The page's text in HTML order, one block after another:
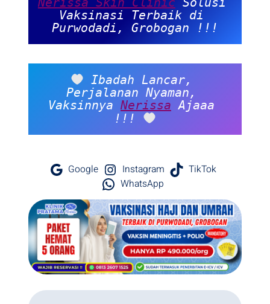
Vaksinasi Terbaik di
Purwodadi, Grobogan !!!
Ibadah Lancar,
Perjalanan Nyaman,
Vaksinnya Nerissa Ajaaa
!!!
Google Instagram
TikTok
WhatsApp